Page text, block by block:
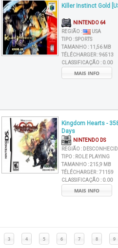
Killer Instinct Gold
NINTENDO 64
REGIÃO :
USA
TIPO :SPORTS
TAMANHO : 11,56 MB
TÉLÉCHARGER :96513
CLASSIFICAÇÃO : 0.00
MAIS INFO
Kingdom Hearts -
Days
NINTENDO DS
REGIÃO :
TIPO : ROLE PLAYING
TAMANHO :215,9 MB
TÉLÉCHARGER :71159
CLASSIFICAÇÃO : 0.00
MAIS INFO
3 4 5 6 7 8 9